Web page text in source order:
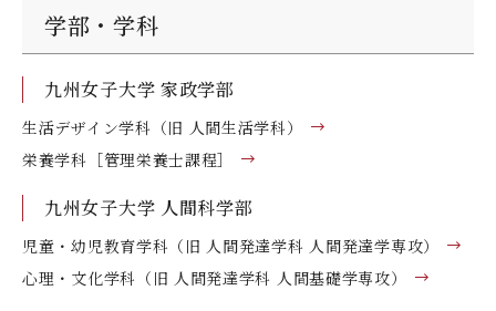
学部・学科
九州女子大学 家政学部
生活デザイン学科（旧 人間生活学科）
栄養学科［管理栄養士課程］
九州女子大学 人間科学部
児童・幼児教育学科（旧 人間発達学科 人間発達学専攻）
心理・文化学科（旧 人間発達学科 人間基礎学専攻）